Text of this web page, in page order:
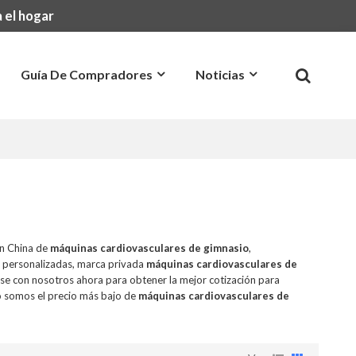
el hogar
Guía De Compradores Noticias
China de máquinas cardiovasculares de gimnasio,
marca privada máquinas cardiovasculares de
con nosotros ahora para obtener la mejor cotización para
el precio más bajo de máquinas cardiovasculares de